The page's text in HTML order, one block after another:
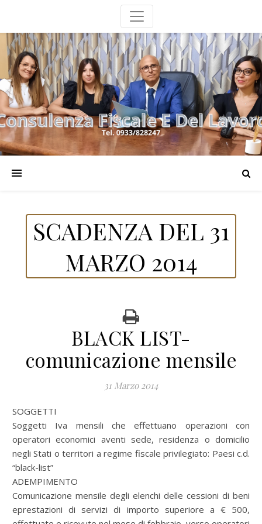
SCADENZA DEL 31
MARZO 2014
BLACK LIST-
comunicazione mensile
31 Marzo 2014
SOGGETTI
Soggetti Iva mensili che effettuano operazioni con
operatori economici aventi sede, residenza o domicilio
negli Stati o territori a regime fiscale privilegiato: Paesi c.d.
“black-list”
ADEMPIMENTO
Comunicazione mensile degli elenchi delle cessioni di beni
eprestazioni di servizi di importo superiore a € 500,